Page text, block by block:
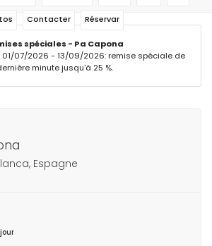
Contacter Réservar
spéciales - Pa Capona
01/07/2026 - 13/09/2026: remise spéciale de
minute jusqu'à 25 %.
Espagne